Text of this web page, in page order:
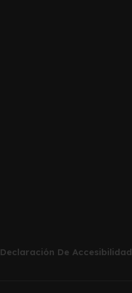
Declaración De Accesibilidad